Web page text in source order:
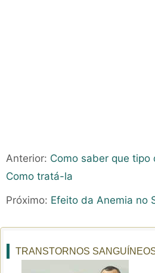
Anterior: Como saber que tipo
Como tratá-la
Próximo: Efeito da Anemia no
TRANSTORNOS